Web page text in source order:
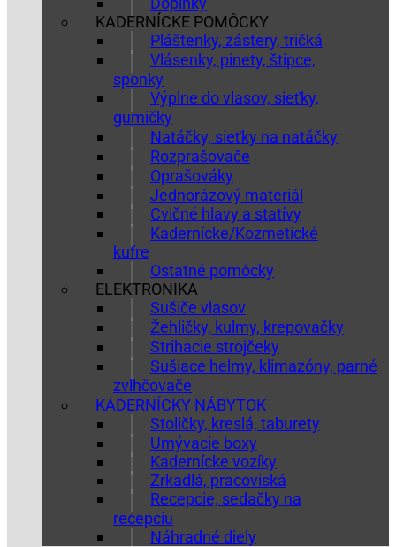
KADERNÍCKE POMÔCKY
Pláštenky, zástery, tričká
Vlásenky, pinety, štipce,
sponky
Výplne do vlasov, sieťky,
gumičky
Natáčky, sieťky na natáčky
Rozprašovače
Oprašováky
Jednorázový materiál
Cvičné hlavy a statívy
Kadernícke/Kozmetické
kufre
Ostatné pomôcky
ELEKTRONIKA
Sušiče vlasov
Žehličky, kulmy, krepovačky
Strihacie strojčeky
Sušiace helmy, klimazóny, parné
zvlhčovače
KADERNÍCKY NÁBYTOK
Stoličky, kreslá, taburety
Umývacie boxy
Kadernícke vozíky
Zrkadlá, pracoviská
Recepcie, sedačky na
recepciu
Náhradné diely